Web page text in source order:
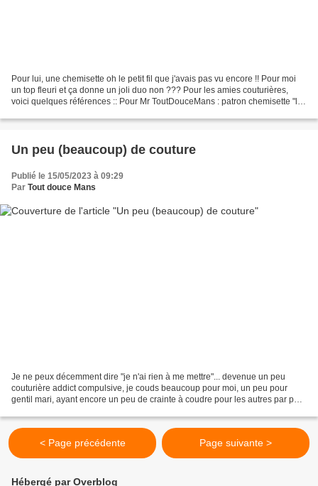
Pour lui, une chemisette oh le petit fil que j'avais pas vu encore !! Pour moi
un top fleuri et ça donne un joli duo non ??? Pour les amies couturières,
voici quelques références :: Pour Mr ToutDouceMans : patron chemisette "le
Un peu (beaucoup) de couture
Publié le 15/05/2023 à 09:29
Par Tout douce Mans
Je ne peux décemment dire "je n'ai rien à me mettre"... devenue un peu
couturière addict compulsive, je couds beaucoup pour moi, un peu pour
gentil mari, ayant encore un peu de crainte à coudre pour les autres par peur
< Page précédente Page suivante >
Hébergé par Overblog